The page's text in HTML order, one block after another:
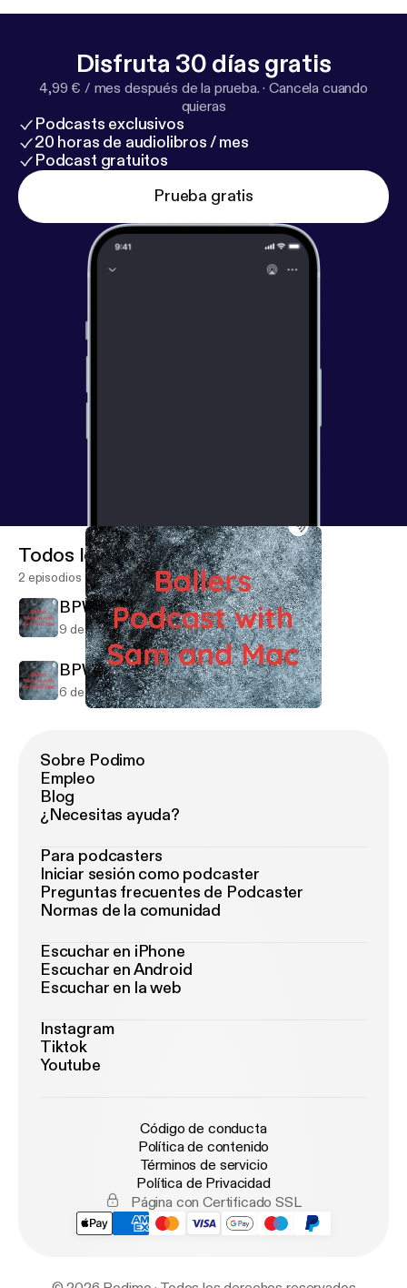
Disfruta 30 días gratis
4,99 € / mes después de la prueba. ·Cancela cuando
quieras
Podcasts exclusivos
20 horas de audiolibros / mes
Podcast gratuitos
Prueba gratis
Todos los episodios
2 episodios
BPWSAM Ep. 2
9 de may de 2019 22 min
BPWSAM Ep. 1
6 de may de 2019 18 min
Sobre Podimo
Empleo
Blog
¿Necesitas ayuda?
Para podcasters
Iniciar sesión como podcaster
Preguntas frecuentes de Podcaster
Normas de la comunidad
Escuchar en iPhone
Escuchar en Android
Escuchar en la web
Instagram
Tiktok
Youtube
Código de conducta
Política de contenido
Términos de servicio
Política de Privacidad
Página con Certificado SSL